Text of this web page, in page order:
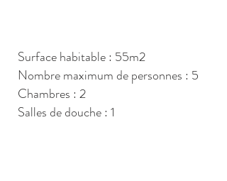
Surface habitable : 55m2
Nombre maximum de personnes : 5
Chambres : 2
Salles de douche : 1